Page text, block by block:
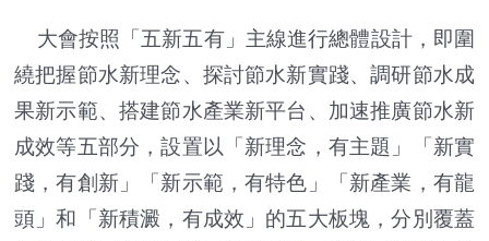
大會按照「五新五有」主線進行總體設計，即圍
繞把握節水新理念、探討節水新實踐、調研節水成
果新示範、搭建節水產業新平台、加速推廣節水新
成效等五部分，設置以「新理念，有主題」「新實
踐，有創新」「新示範，有特色」「新產業，有龍
頭」和「新積澱，有成效」的五大板塊，分別覆蓋